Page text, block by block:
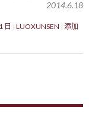
2014.6.18
日 LUOXUNSEN 添加